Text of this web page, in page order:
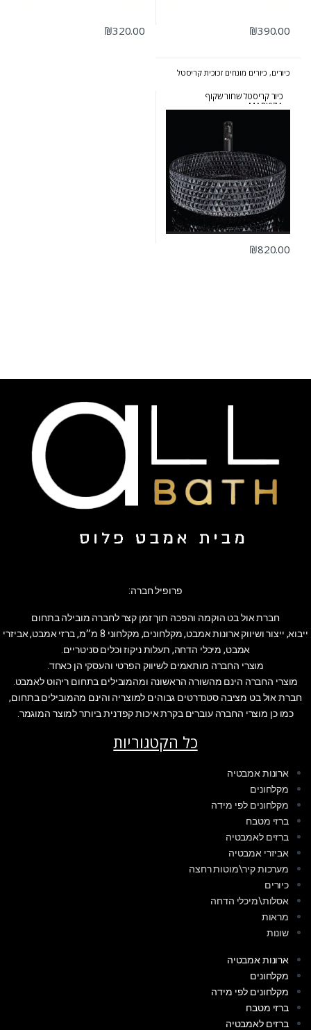
₪390.00
₪320.00
כיורים, כיורים מונחים זכוכית קריסטל
כיור קריסטל שחור שקוף
MARKIZA
₪820.00
פרופיל חברה:
חברת אול בט הוקמה והפכה תוך זמן קצר לחברה מובילה בתחום
ייבוא, ייצור ושיווק ארונות אמבט, מקלחונים, מקלחוני 8 מ״מ, ברזי אמבט, אביזרי
אמבט, מיכלי הדחה, תעלות ניקוז וכלים סניטריים.
מוצרי החברה מותאמים לשיווק הפרטי והעסקי הן כאחד.
מוצרי החברה הינם מהשורה הראשונה ומהמובילים בתחום ריהוט לאמבט.
חברת אול בט מציבה סטנדרטים גבוהים למוצריה והינם מהמובילים בתחום,
כמו כן מוצרי החברה עוברים בקרת איכות קפדנית ביותר למוצר המוגמר.
כל הקטגוריות
ארונות אמבטיה
מקלחונים
מקלחונים לפי מידה
ברזי מטבח
ברזים לאמבטיה
אביזרי אמבטיה
מערכות קיר\מוטות רחצה
כיורים
אסלות\מיכלי הדחה
מראות
שונות
ארונות אמבטיה
מקלחונים
מקלחונים לפי מידה
ברזי מטבח
ברזים לאמבטיה